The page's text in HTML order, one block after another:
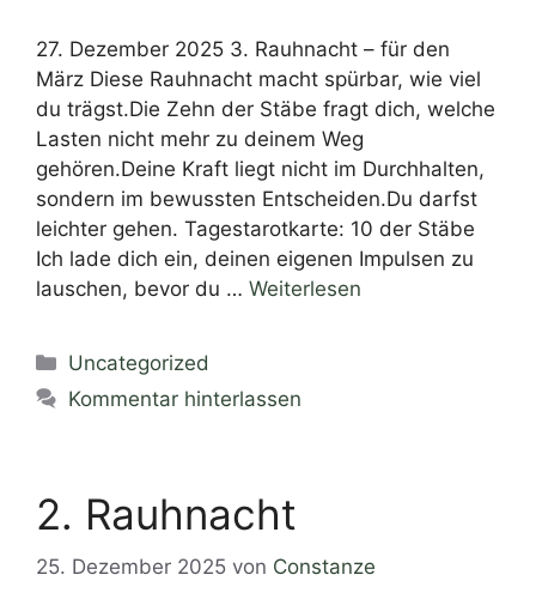
27. Dezember 2025 3. Rauhnacht – für den
März Diese Rauhnacht macht spürbar, wie viel
du trägst.Die Zehn der Stäbe fragt dich, welche
Lasten nicht mehr zu deinem Weg
gehören.Deine Kraft liegt nicht im Durchhalten,
sondern im bewussten Entscheiden.Du darfst
leichter gehen. Tagestarotkarte: 10 der Stäbe
Ich lade dich ein, deinen eigenen Impulsen zu
lauschen, bevor du … Weiterlesen
Uncategorized
Kommentar hinterlassen
2. Rauhnacht
25. Dezember 2025 von Constanze